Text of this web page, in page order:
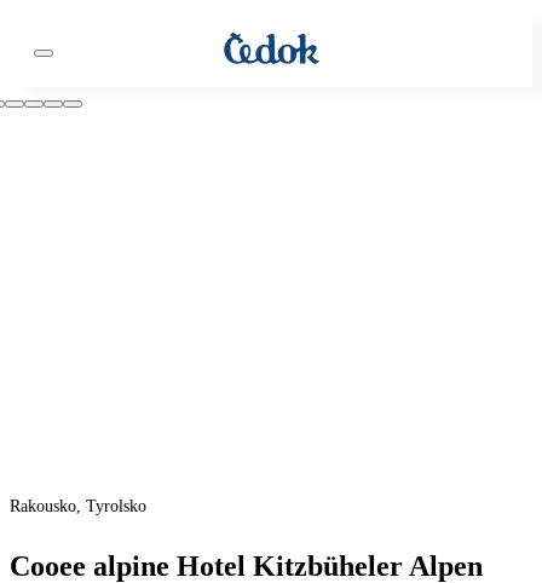
Rakousko, Tyrolsko
Cooee alpine Hotel Kitzbüheler Alpen